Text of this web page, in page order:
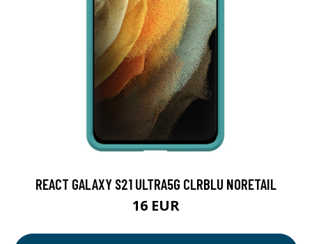
REACT GALAXY S21 ULTRA5G CLRBLU NORETAIL
16 EUR